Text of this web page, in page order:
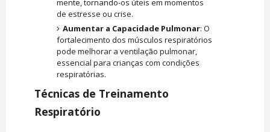
de estresse ou crise.
Aumentar a Capacidade Pulmonar: O
fortalecimento dos músculos respiratórios
pode melhorar a ventilação pulmonar,
essencial para crianças com condições
respiratórias.
Técnicas de Treinamento
Respiratório